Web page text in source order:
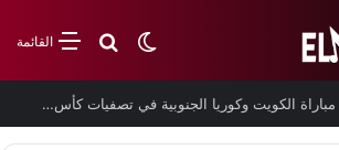
القائمةبحث عن
الوضع المظلم
تعرف على معلق مباراة الكويت وكوريا الجنوبية في تصفيات كأس العالم